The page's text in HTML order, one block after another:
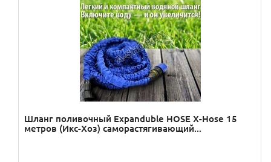
Шланг поливочный Expanduble HOSE X-Hose 15
метров (Икс-Хоз) саморастягивающий...